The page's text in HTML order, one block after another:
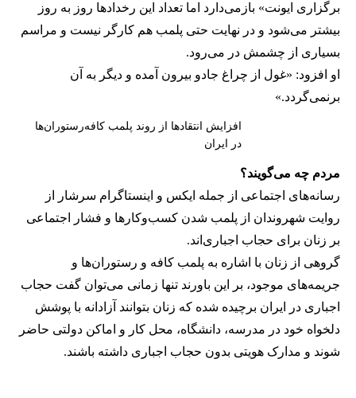
برگزاری ایونت» بازمی‌دارد اما تعداد این رخدادها روز به روز
بیشتر می‌شود و در نهایت حتی پلمب هم کارگر نیست و مراسم
بسیاری از چشمش در می‌رود.
او افزود: «غول از چراغ جادو بیرون آمده و دیگر به آن
برنمی‎‌گردد.»
افزایش انتقادها از روند پلمب کافه‌رستوران‌ها
در ایران
مردم چه می‌گویند؟
رسانه‎‌های اجتماعی از جمله ایکس و اینستاگرام سرشار از
روایت شهروندان از پلمب شدن کسب‌وکارها و فشار اجتماعی
بر زنان برای حجاب اجباری‌اند.
گروهی از زنان با اشاره به پلمب کافه و رستوران‌ها و
جریمه‌های موجود، بر این باورند تنها زمانی می‌توان گفت حجاب
اجباری در ایران برچیده شده که زنان بتوانند آزادانه با پوشش
دلخواه خود در مدرسه، دانشگاه، محل کار و اماکن دولتی حاضر
شوند و مدارک هویتی بدون حجاب اجباری داشته باشند.